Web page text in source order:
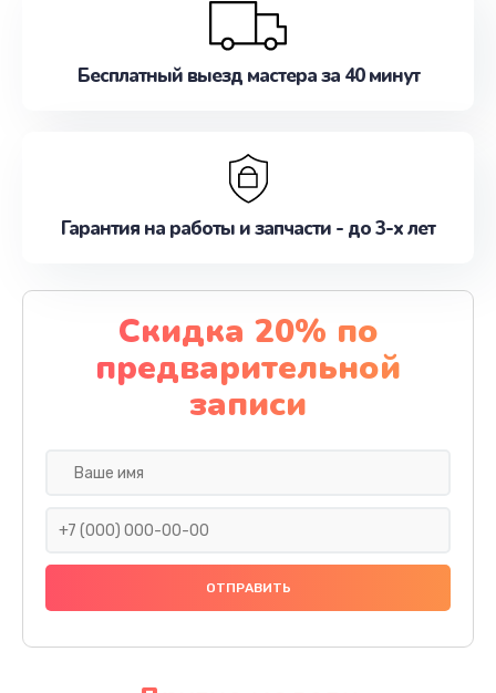
Бесплатный выезд мастера за 40 минут
Гарантия на работы и запчасти - до 3-х лет
Скидка 20% по
предварительной
записи